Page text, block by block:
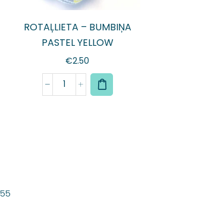
ROTAĻLIETA – BUMBIŅA
PASTEL YELLOW
€2.50